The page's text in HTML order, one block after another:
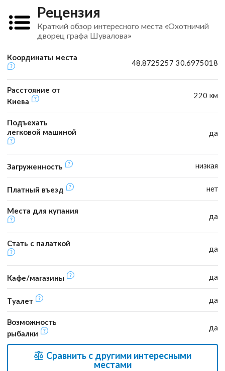
Рецензия
Краткий обзор интересного места «Охотничий
дворец графа Шувалова»
Координаты места
48.8725257 30.6975018
Расстояние от
Киева
220 км
Подъехать
легковой машиной
да
Загруженность низкая
Платный въезд нет
Места для купания
да
Стать с палаткой
да
Кафе/магазины да
Туалет да
Возможность
рыбалки
да
Сравнить с другими интересными
местами